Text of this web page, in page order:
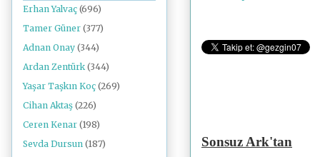
Sonsuz Ark'tan
Erhan Yalvaç (696)
Tamer Güner (377)
Adnan Onay (344)
Ardan Zentürk (344)
Yaşar Taşkın Koç (269)
Cihan Aktaş (226)
Ceren Kenar (198)
Sevda Dursun (187)